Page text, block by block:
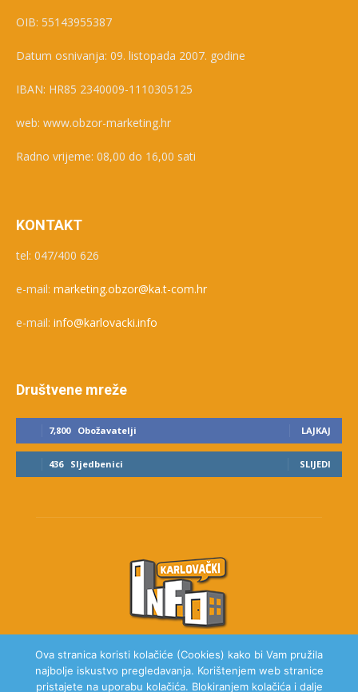
OIB: 55143955387
Datum osnivanja: 09. listopada 2007. godine
IBAN: HR85 2340009-1110305125
web: www.obzor-marketing.hr
Radno vrijeme: 08,00 do 16,00 sati
KONTAKT
tel: 047/400 626
e-mail: marketing.obzor@ka.t-com.hr
e-mail: info@karlovacki.info
Društvene mreže
7,800 Obožavatelji LAJKAJ
436 Sljedbenici SLIJEDI
O NAMA
Ova stranica koristi kolačiće (Cookies) kako bi Vam pružila
najbolje iskustvo pregledavanja. Korištenjem web stranice
pristajete na uporabu kolačića. Blokiranjem kolačića i dalje